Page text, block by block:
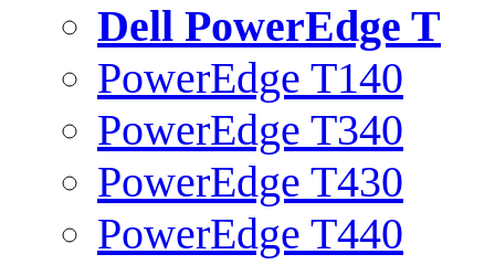
Dell PowerEdge T
PowerEdge T140
PowerEdge T340
PowerEdge T430
PowerEdge T440